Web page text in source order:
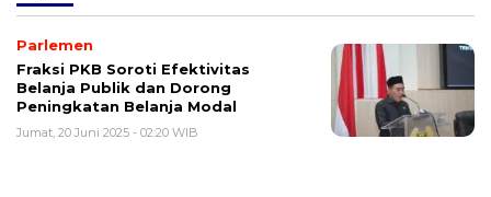
Parlemen
Fraksi PKB Soroti Efektivitas
Belanja Publik dan Dorong
Peningkatan Belanja Modal
Jumat, 20 Juni 2025 - 02:20 WIB